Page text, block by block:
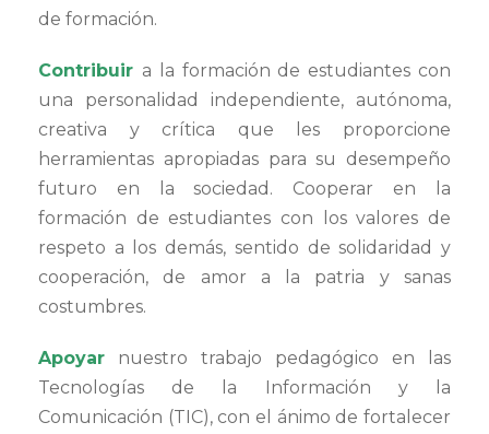
de formación.
Contribuir a la formación de estudiantes con
una personalidad independiente, autónoma,
creativa y crítica que les proporcione
herramientas apropiadas para su desempeño
futuro en la sociedad. Cooperar en la
formación de estudiantes con los valores de
respeto a los demás, sentido de solidaridad y
cooperación, de amor a la patria y sanas
costumbres.
Apoyar nuestro trabajo pedagógico en las
Tecnologías de la Información y la
Comunicación (TIC), con el ánimo de fortalecer